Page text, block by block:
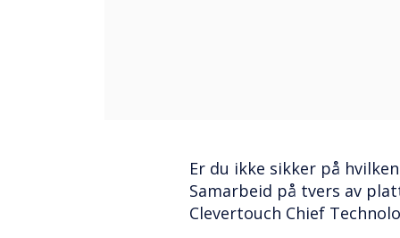
Er du ikke sikker på
Samarbeid på tvers av
Clevertouch Chief